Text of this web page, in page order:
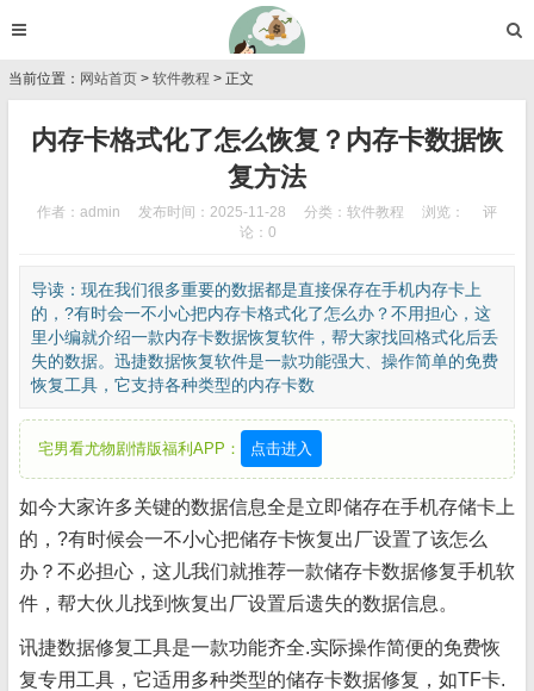
当前位置： 网站首页 > 软件教程 > 正文
内存卡格式化了怎么恢复？内存卡数据恢
复方法
作者：admin 发布时间：2025-11-28 分类： 软件教程 浏览：
评
论：0
导读：现在我们很多重要的数据都是直接保存在手机内存卡上
的，?有时会一不小心把内存卡格式化了怎么办？不用担心，这
里小编就介绍一款内存卡数据恢复软件，帮大家找回格式化后丢
失的数据。迅捷数据恢复软件是一款功能强大、操作简单的免费
恢复工具，它支持各种类型的内存卡数
宅男看尤物剧情版福利APP： 点击进入
如今大家许多关键的数据信息全是立即储存在手机存储卡上
的，?有时候会一不小心把储存卡恢复出厂设置了该怎么
办？不必担心，这儿我们就推荐一款储存卡数据修复手机软
件，帮大伙儿找到恢复出厂设置后遗失的数据信息。
讯捷数据修复工具是一款功能齐全.实际操作简便的免费恢
复专用工具，它适用多种类型的储存卡数据修复，如TF卡.